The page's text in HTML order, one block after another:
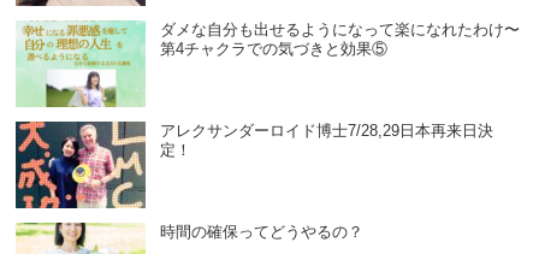
ダメな自分も出せるようになって楽になれたわけ〜
第4チャクラでの気づきと効果⑤
アレクサンダーロイド博士7/28,29日本再来日決
定！
時間の確保ってどうやるの？